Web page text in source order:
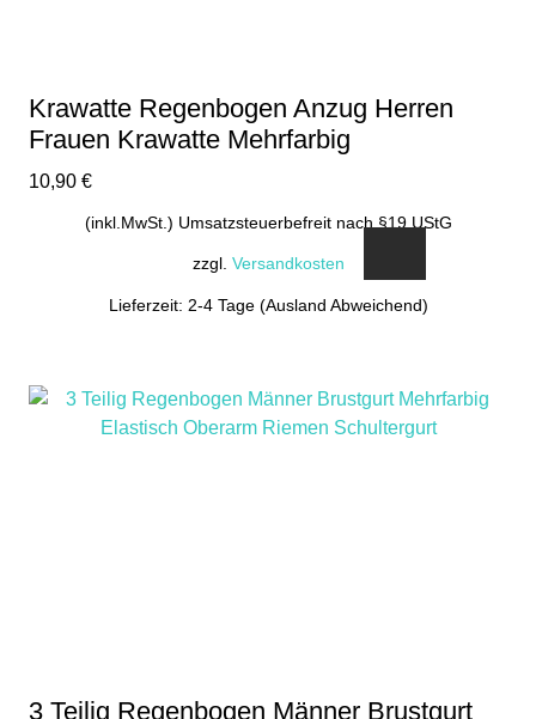
Krawatte Regenbogen Anzug Herren
Frauen Krawatte Mehrfarbig
10,90 €
(inkl.MwSt.) Umsatzsteuerbefreit nach §19 UStG
zzgl. Versandkosten
Lieferzeit: 2-4 Tage (Ausland Abweichend)
3 Teilig Regenbogen Männer Brustgurt